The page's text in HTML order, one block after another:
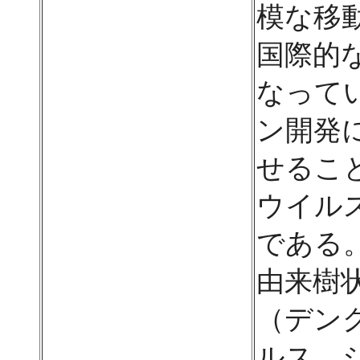
模な移
国際的
なって
ン開発
せるこ
ウイル
である
由来樹
（デ